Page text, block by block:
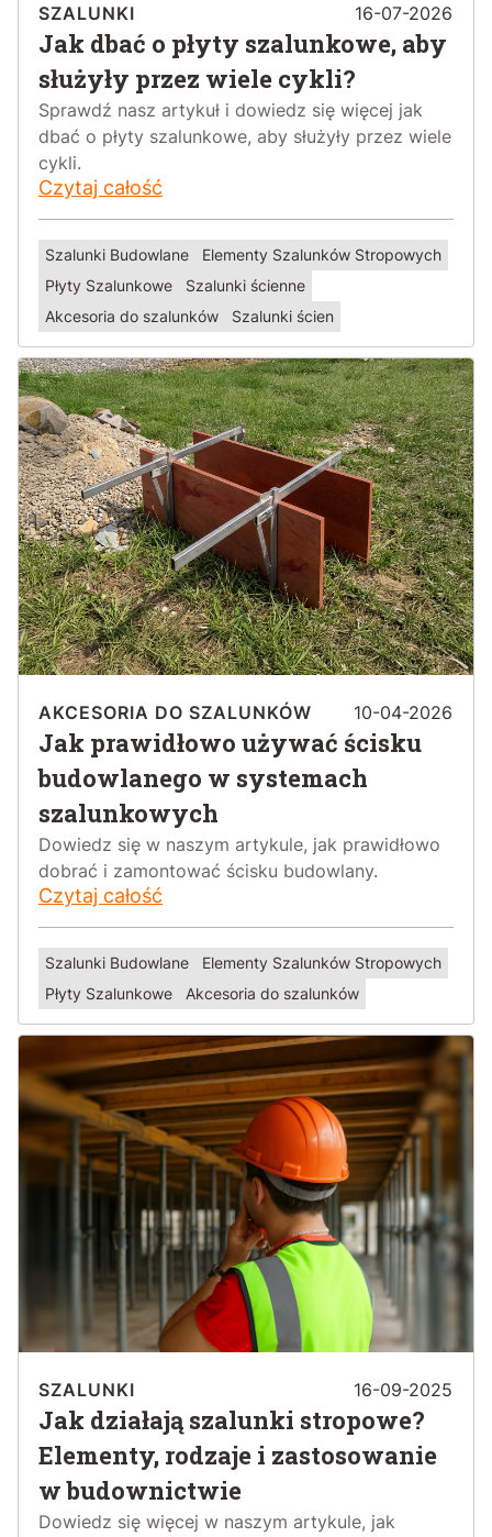
SZALUNKI 16-07-2026
Jak dbać o płyty szalunkowe, aby
służyły przez wiele cykli?
Sprawdź nasz artykuł i dowiedz się więcej jak
dbać o płyty szalunkowe, aby służyły przez wiele
cykli.
Czytaj całość
Szalunki Budowlane
Elementy Szalunków Stropowych
Płyty Szalunkowe
Szalunki ścienne
Akcesoria do szalunków
Szalunki ścien
AKCESORIA DO SZALUNKÓW 10-04-2026
Jak prawidłowo używać ścisku
budowlanego w systemach
szalunkowych
Dowiedz się w naszym artykule, jak prawidłowo
dobrać i zamontować ścisku budowlany.
Czytaj całość
Szalunki Budowlane
Elementy Szalunków Stropowych
Płyty Szalunkowe
Akcesoria do szalunków
SZALUNKI 16-09-2025
Jak działają szalunki stropowe?
Elementy, rodzaje i zastosowanie
w budownictwie
Dowiedz się więcej w naszym artykule, jak